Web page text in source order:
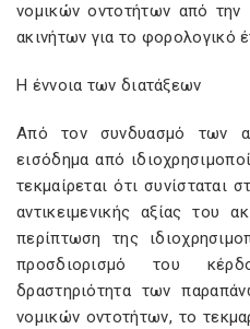
νομικών οντοτήτων από την
ακινήτων για το φορολογικό
Η έννοια των διατάξεων
Από τον συνδυασμό των
εισόδημα από
τεκμαίρεται ότι συνίσταται
αντικειμενικής αξίας του
περίπτωση της
προσδιορισμό του
δραστηριότητα των
νομικών οντοτήτων, το